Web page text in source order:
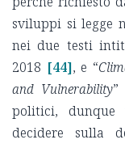
sviluppi si legge
nei due testi
2018 [44], e “
and Vulnerability”
politici,
decidere sulla